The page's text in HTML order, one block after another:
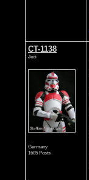
CT-1138
Jedi
Germany
1685 Posts